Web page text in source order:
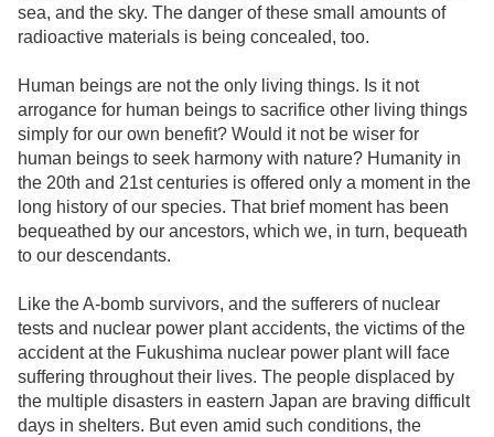
sea, and the sky. The danger of these small amounts of
radioactive materials is being concealed, too.
Human beings are not the only living things. Is it not
arrogance for human beings to sacrifice other living things
simply for our own benefit? Would it not be wiser for
human beings to seek harmony with nature? Humanity in
the 20th and 21st centuries is offered only a moment in the
long history of our species. That brief moment has been
bequeathed by our ancestors, which we, in turn, bequeath
to our descendants.
Like the A-bomb survivors, and the sufferers of nuclear
tests and nuclear power plant accidents, the victims of the
accident at the Fukushima nuclear power plant will face
suffering throughout their lives. The people displaced by
the multiple disasters in eastern Japan are braving difficult
days in shelters. But even amid such conditions, the